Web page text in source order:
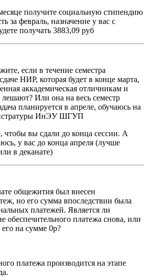
получите социальную стипендию
за февраль, назначение у вас с
получать 3883,09 руб
если в течение семестра
НИР, которая будет в конце марта,
аккадемическая отличникам и
Или она на весь семестр
планируется в апреле, обучаюсь на
ИнЭУ ШГУП
чтобы вы сдали до конца сессии. А
у вас до конца апреля (лучше
в деканате)
общежития был внесен
но его сумма впоследствии была
платежей. Является ли
обеспечительного платежа снова, или
на сумме 0р?
платежа производится на этапе